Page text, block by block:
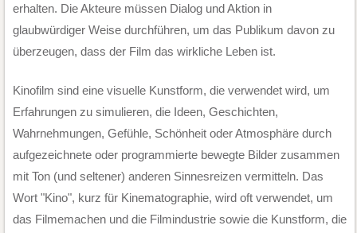
erhalten. Die Akteure müssen Dialog und Aktion in
glaubwürdiger Weise durchführen, um das Publikum davon zu
überzeugen, dass der Film das wirkliche Leben ist.
Kinofilm sind eine visuelle Kunstform, die verwendet wird, um
Erfahrungen zu simulieren, die Ideen, Geschichten,
Wahrnehmungen, Gefühle, Schönheit oder Atmosphäre durch
aufgezeichnete oder programmierte bewegte Bilder zusammen
mit Ton (und seltener) anderen Sinnesreizen vermitteln. Das
Wort "Kino", kurz für Kinematographie, wird oft verwendet, um
das Filmemachen und die Filmindustrie sowie die Kunstform, die